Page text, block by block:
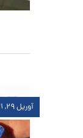
آوریل ۲۹, ۲۰۲۱